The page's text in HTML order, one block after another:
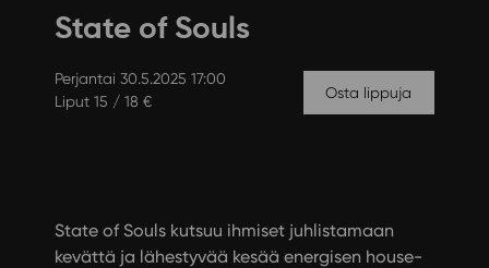
State of Souls
Perjantai 30.5.2025 17:00
Liput 15 / 18 €
Osta lippuja
State of Souls kutsuu ihmiset juhlistamaan
kevättä ja lähestyvää kesää energisen house-